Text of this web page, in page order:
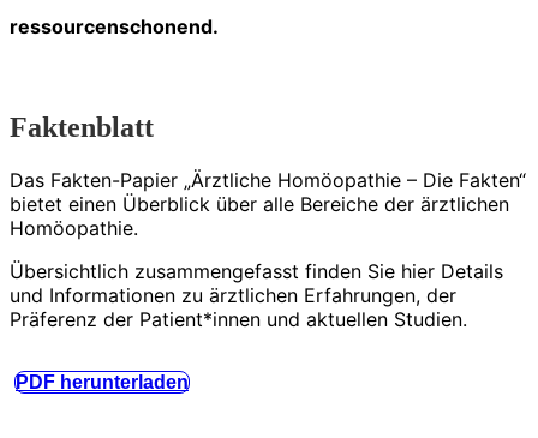
ressourcenschonend.
Faktenblatt
Das Fakten-Papier „Ärztliche Homöopathie – Die Fakten“
bietet einen Überblick über alle Bereiche der ärztlichen
Homöopathie.
Übersichtlich zusammengefasst finden Sie hier Details
und Informationen zu ärztlichen Erfahrungen, der
Präferenz der Patient*innen und aktuellen Studien.
PDF herunterladen